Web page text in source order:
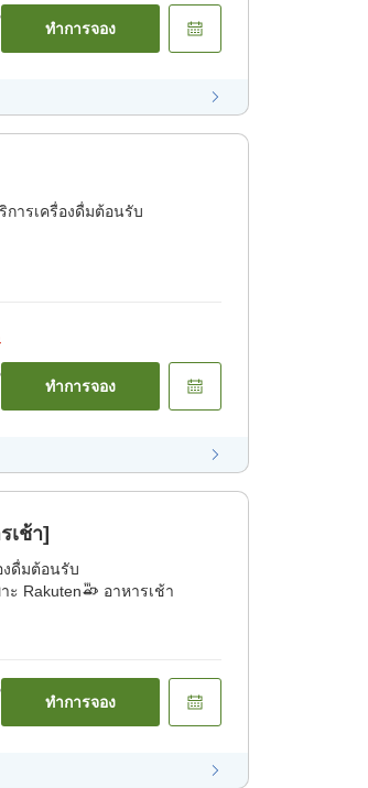
ทำการจอง
การเครื่องดื่มต้อนรับ
ทำการจอง
รเช้า]
งดื่มต้อนรับ
ะ Rakuten อาหารเช้า
ทำการจอง